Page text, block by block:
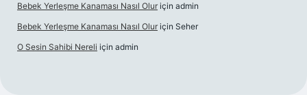
Bebek Yerleşme Kanaması Nasıl Olur için admin
Bebek Yerleşme Kanaması Nasıl Olur için Seher
O Sesin Sahibi Nereli için admin